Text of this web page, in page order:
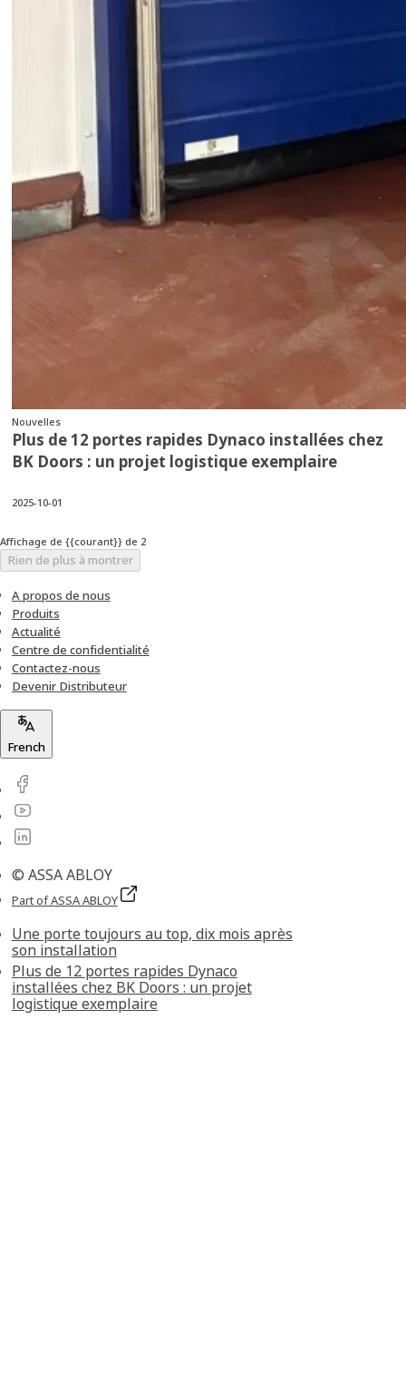
Nouvelles
Plus de 12 portes rapides Dynaco installées chez
BK Doors : un projet logistique exemplaire
2025-10-01
Affichage de {{courant}} de 2
Rien de plus à montrer
A propos de nous
Produits
Actualité
Centre de confidentialité
Contactez-nous
Devenir Distributeur
French
© ASSA ABLOY
Part of ASSA ABLOY
Une porte toujours au top, dix mois après
son installation
Plus de 12 portes rapides Dynaco
installées chez BK Doors : un projet
logistique exemplaire